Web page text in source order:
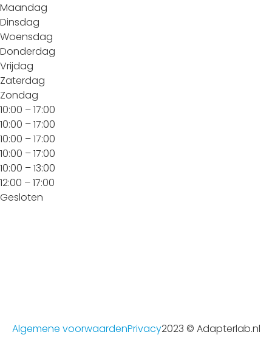
Maandag
Dinsdag
Woensdag
Donderdag
Vrijdag
Zaterdag
Zondag
10:00 – 17:00
10:00 – 17:00
10:00 – 17:00
10:00 – 17:00
10:00 – 13:00
12:00 – 17:00
Gesloten
Algemene voorwaardenPrivacy2023 © Adapterlab.nl